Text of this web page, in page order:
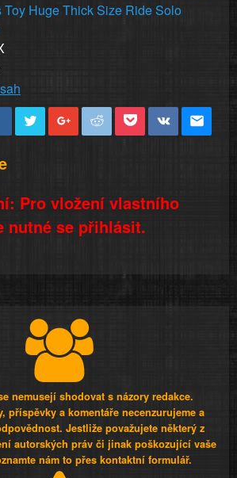
Toy HugeThickSize RideSolo
Pro vložení vlastního
nutné se přihlásit.
nemusejí shodovat s názory redakce.
příspěvky a komentáře necenzurujeme a
Jestliže považujete některý z
autorských práv či jinak poškozující vaše
nám to přes kontaktní formulář.